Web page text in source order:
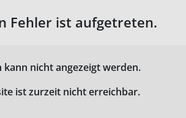
Fehler ist aufgetreten.
kann nicht angezeigt werden.
ist zurzeit nicht erreichbar.